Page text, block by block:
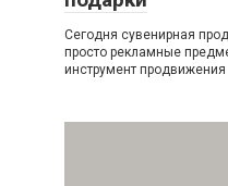
Сегодня сувенирная
просто рекламные
инструмент продвижения